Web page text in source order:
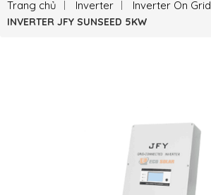
Trang chủ Inverter Inverter On Grid
INVERTER JFY SUNSEED 5KW